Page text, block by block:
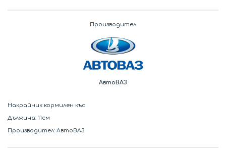
Производител
АвтоВАЗ
Накрайник кормилен къс
Дължина: 11см
Производител: АвтоВАЗ